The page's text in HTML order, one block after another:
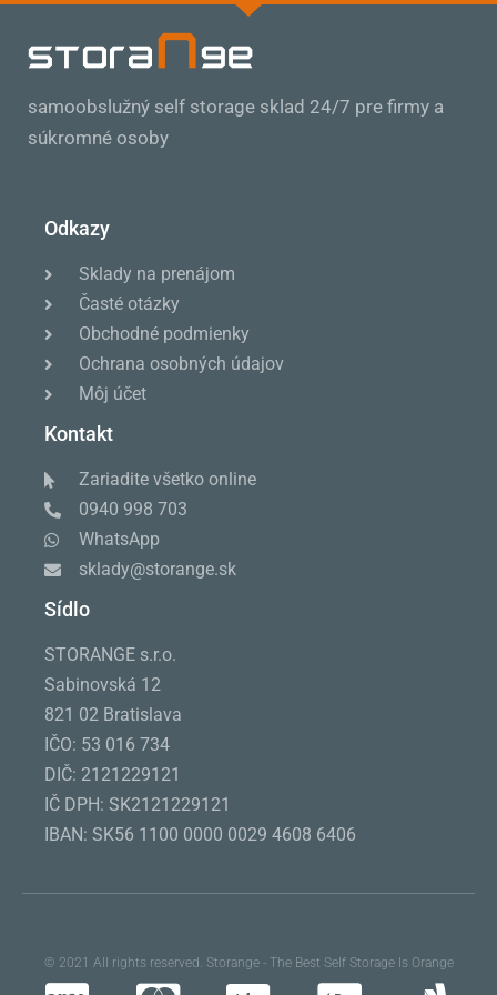
samoobslužný self storage sklad 24/7 pre firmy a
súkromné osoby
Odkazy
Sklady na prenájom
Časté otázky
Obchodné podmienky
Ochrana osobných údajov
Môj účet
Kontakt
Zariadite všetko online
0940 998 703
WhatsApp
sklady@storange.sk
Sídlo
STORANGE s.r.o.
Sabinovská 12
821 02 Bratislava
IČO: 53 016 734
DIČ: 2121229121
IČ DPH: SK2121229121
IBAN: SK56 1100 0000 0029 4608 6406
© 2021 All rights reserved. Storange - The Best Self Storage Is Orange